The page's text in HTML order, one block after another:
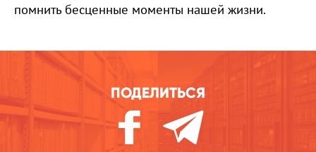
помнить бесценные моменты нашей жизни.
ПОДЕЛИТЬСЯ